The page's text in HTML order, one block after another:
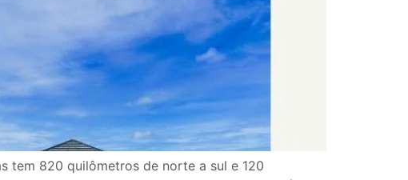
tem 820 quilômetros de norte a sul e 120